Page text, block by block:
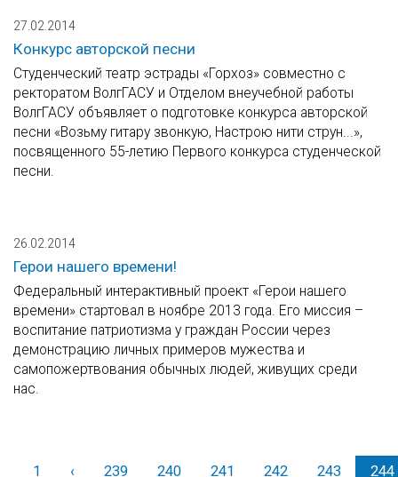
27.02.2014
Конкурс авторской песни
Студенческий театр эстрады «Горхоз» совместно с
ректоратом ВолгГАСУ и Отделом внеучебной работы
ВолгГАСУ объявляет о подготовке конкурса авторской
песни «Возьму гитару звонкую, Настрою нити струн...»,
посвященного 55-летию Первого конкурса студенческой
песни.
26.02.2014
Герои нашего времени!
Федеральный интерактивный проект «Герои нашего
времени» стартовал в ноябре 2013 года. Его миссия –
воспитание патриотизма у граждан России через
демонстрацию личных примеров мужества и
самопожертвования обычных людей, живущих среди
нас.
1 ‹Назад239 240 241 242 243 244